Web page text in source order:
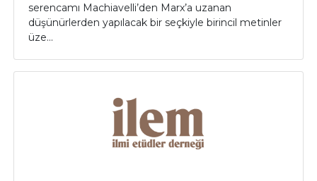
serencamı Machiavelli’den Marx’a uzanan
düşünürlerden yapılacak bir seçkiyle birincil metinler
üze...